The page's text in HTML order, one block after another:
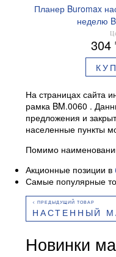
Планер Buromax
неделю
304
На страницах сайта
рамка BM.0060 .
предложения и
населенные пункты
Помимо
Акционные позиции в
Самые популярные
НАСТЕННЫЙ
Новинки